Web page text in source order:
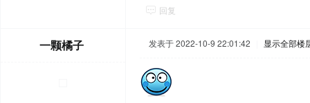
回复
一颗橘子 发表于 2022-10-9 22:01:42 显示全部楼